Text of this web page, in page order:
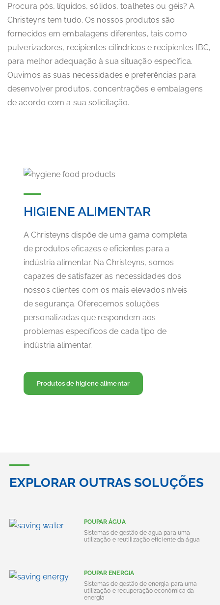
Procura pós, líquidos, sólidos, toalhetes ou géis? A
Christeyns tem tudo. Os nossos produtos são
fornecidos em embalagens diferentes, tais como
pulverizadores, recipientes cilíndricos e recipientes IBC,
para melhor adequação à sua situação específica.
Ouvimos as suas necessidades e preferências para
desenvolver produtos, concentrações e embalagens
de acordo com a sua solicitação.
HIGIENE ALIMENTAR
A Christeyns dispõe de uma gama completa
de produtos eficazes e eficientes para a
indústria alimentar. Na Christeyns, somos
capazes de satisfazer as necessidades dos
nossos clientes com os mais elevados níveis
de segurança. Oferecemos soluções
personalizadas que respondem aos
problemas específicos de cada tipo de
indústria alimentar.
Produtos de higiene alimentar
EXPLORAR OUTRAS SOLUÇÕES
POUPAR ÁGUA
Sistemas de gestão de água para uma
utilização e reutilização eficiente da água
POUPAR ENERGIA
Sistemas de gestão de energia para uma
utilização e recuperação económica da
energia